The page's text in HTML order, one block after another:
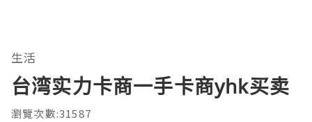
生活
台湾实力卡商一手卡商yhk买卖
瀏覽次數:31587